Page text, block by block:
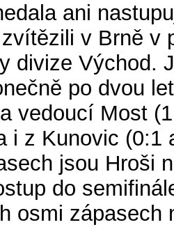
ani
v Brně v
divize Východ.
po dvou
vedoucí Most
i z Kunovic (0:1
jsou Hroši
do
osmi zápasech